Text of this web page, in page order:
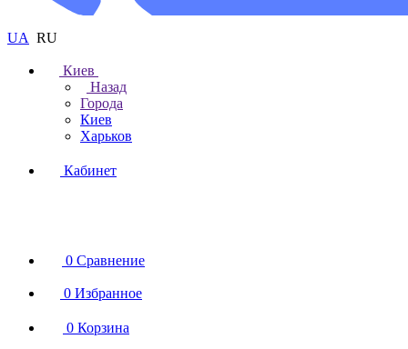
UA RU
Киев
Назад
Города
Киев
Харьков
Кабинет
0 Сравнение
0 Избранное
0 Корзина